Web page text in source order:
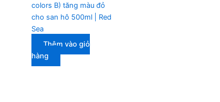
colors B) tăng màu đỏ
cho san hô 500ml | Red
Sea
Thêm vào giỏ
hàng